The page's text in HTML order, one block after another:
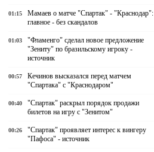
01:15
Мамаев о матче "Спартак" - "Краснодар":
главное - без скандалов
01:03
"Фламенго" сделал новое предложение
"Зениту" по бразильскому игроку -
источник
00:57
Кечинов высказался перед матчем
"Спартака" с "Краснодаром"
00:40
"Спартак" раскрыл порядок продажи
билетов на игру с "Зенитом"
00:26
"Спартак" проявляет интерес к вингеру
"Пафоса" - источник